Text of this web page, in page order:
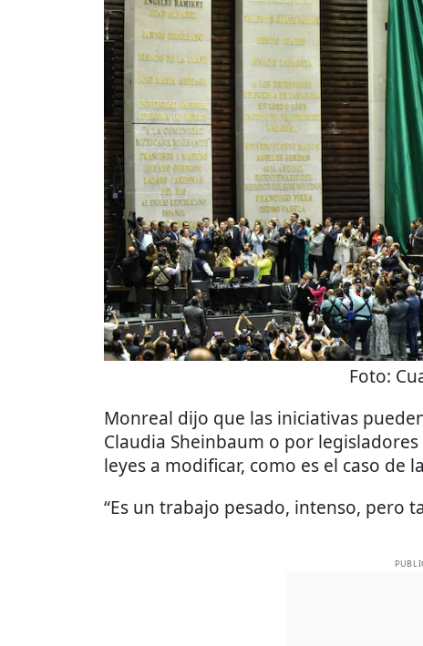
Foto:
Monreal dijo que las iniciativas
Claudia Sheinbaum o por
leyes a modificar, como es el caso de la
“Es un trabajo pesado, intenso, pero